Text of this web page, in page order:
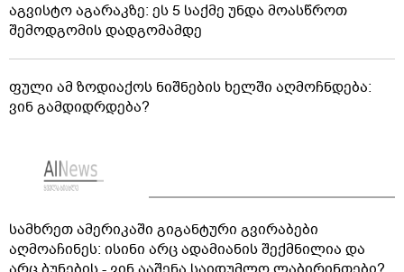
აგვისტო აგარაკზე: ეს 5 საქმე უნდა მოასწროთ
შემოდგომის დადგომამდე
ფული ამ ზოდიაქოს ნიშნების ხელში აღმოჩნდება:
ვინ გამდიდრდება?
სამხრეთ ამერიკაში გიგანტური გვირაბები
აღმოაჩინეს: ისინი არც ადამიანის შექმნილია და